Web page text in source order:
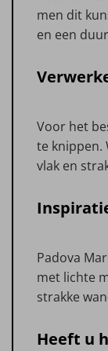
men dit
en een
Voor het
te knippen.
vlak en
Padova
met lichte
strakke
Heeft u